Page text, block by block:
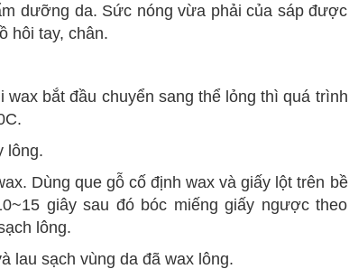
dưỡng da. Sức nóng vừa phải của sáp được
hôi tay, chân.
bắt đầu chuyển sang thể lỏng thì quá trình
lông.
Dùng que gỗ cố định wax và giấy lột trên bề
giây sau đó bóc miếng giấy ngược theo
lông.
lau sạch vùng da đã wax lông.